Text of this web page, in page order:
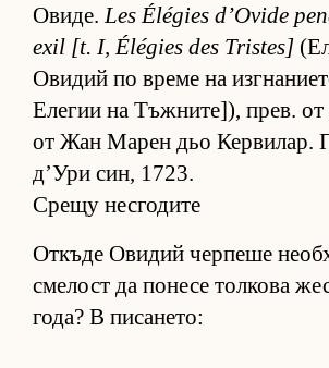
Ови­де.Les Élégies d’Ovide
exil [t. I, Élégies des Tristes]
Ови­дий по време на
Еле­гии на Тъж­ни­те­]), прев. от
от Жан Ма­рен дьо Кер­ви­лар.
д’Ури син, 1723.
Срещу несгодите
От­къде Ови­дий чер­пеше
сме­лост да по­несе тол­кова
го­да? В пи­са­не­то: